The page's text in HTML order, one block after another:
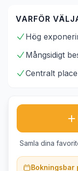
VARFÖR
Hög
Mångsidigt
Centralt
Samla dina
Bokningsbar